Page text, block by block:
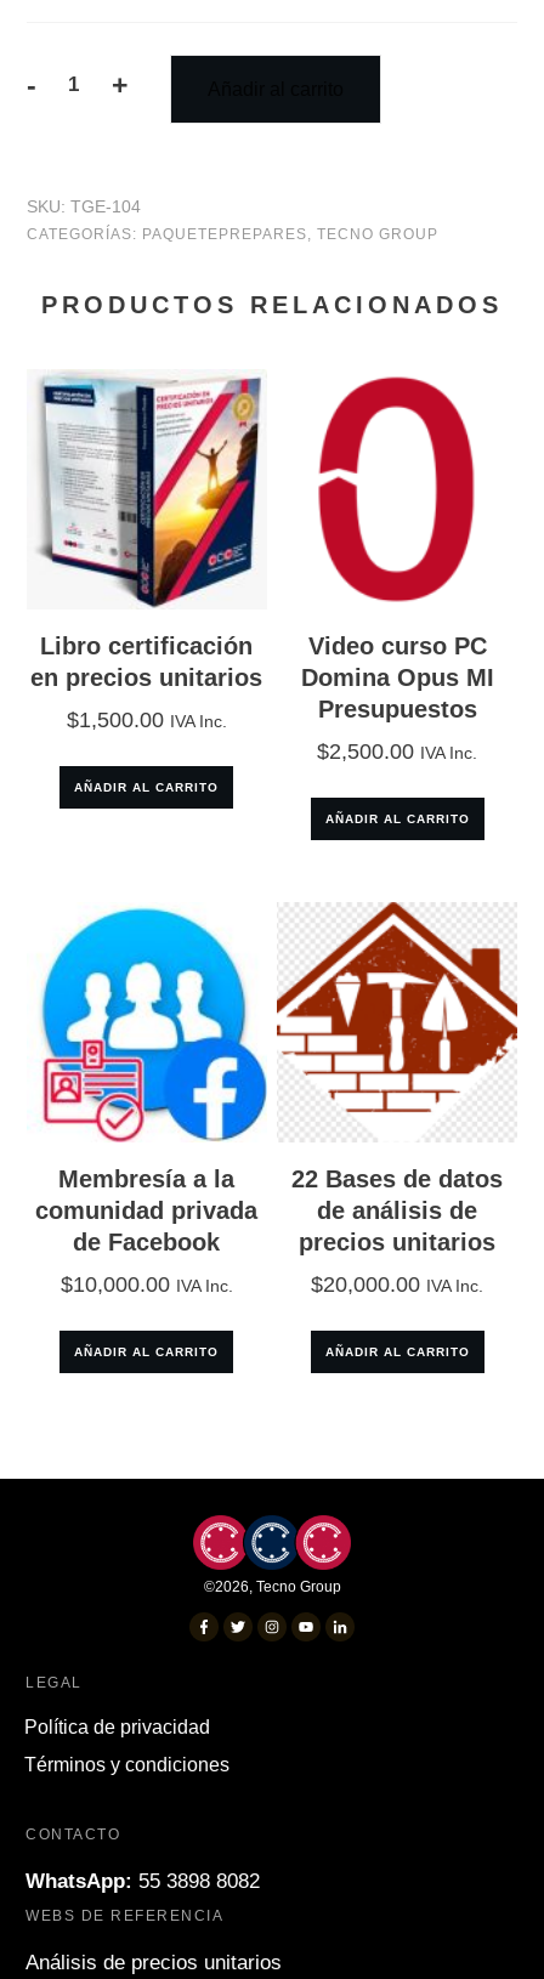
-
y
de
de
costos
integración
de
de
licitaciones
cantidad
+
SKU: TGE-104
CATEGORÍAS: PAQUETEPREPARES, TECNO GROUP
PRODUCTOS RELACIONADOS
Libro certificación
en precios unitarios
$1,500.00 IVA Inc.
AÑADIR AL CARRITO
Video curso PC
Domina Opus MI
Presupuestos
$2,500.00 IVA Inc.
AÑADIR AL CARRITO
Membresía a la
comunidad privada
de Facebook
$10,000.00 IVA Inc.
AÑADIR AL CARRITO
22 Bases de datos
de análisis de
precios unitarios
$20,000.00 IVA Inc.
AÑADIR AL CARRITO
©2026, Tecno Group
LEGAL
Política de privacidad
Términos y condiciones
CONTACTO
WhatsApp: 55 3898 8082
WEBS DE REFERENCIA
Análisis de precios unitarios